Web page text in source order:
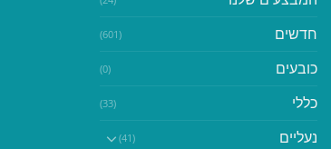
חדשים (601)
כובעים (0)
כללי (33)
נעליים (41)